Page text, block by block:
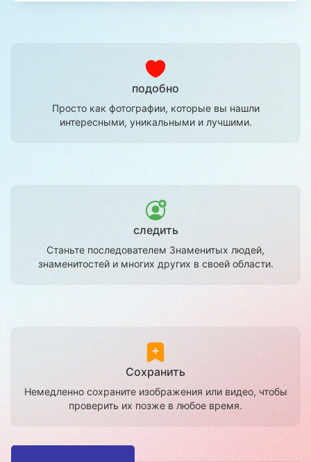
подобно
Просто как фотографии, которые вы нашли
интересными, уникальными и лучшими.
следить
Станьте последователем Знаменитых людей,
знаменитостей и многих других в своей области.
Сохранить
Немедленно сохраните изображения или видео, чтобы
проверить их позже в любое время.